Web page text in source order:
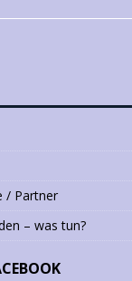
/ Partner
– was tun?